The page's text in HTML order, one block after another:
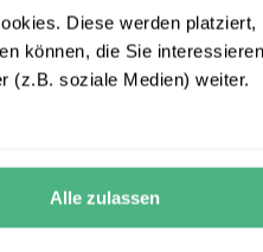
Diese werden platziert,
können, die Sie
(z.B. soziale Medien) weiter.
Alle zulassen
Ausflug zur schönen
nach Sorrent, um von
ein absolutes Highlight.
das glitzernde Meer und
Guide hielt immer
und
der Blauen Grotte. Das
es Anfang Oktober schon